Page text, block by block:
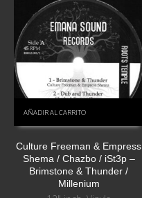
AÑADIR AL CARRITO
Culture Freeman & Empress
Shema / Chazbo / iSt3p ‎–
Brimstone & Thunder /
Millenium